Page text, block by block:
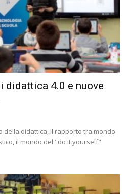
didattica 4.0 e nuove
della didattica, il rapporto tra mondo
il mondo del "do it yourself"